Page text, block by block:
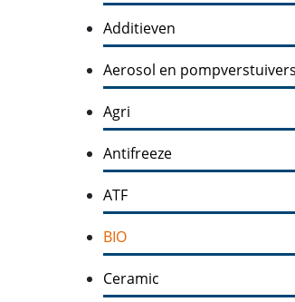
Additieven
Aerosol en pompverstuivers
Agri
Antifreeze
ATF
BIO
Ceramic